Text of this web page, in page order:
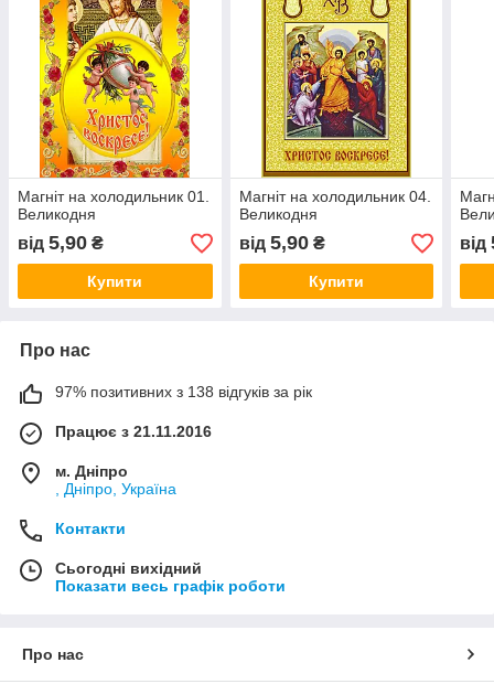
Магніт на холодильник 01.
Великодня
від 5,90 ₴
Купити
Магніт на холодильник 04.
Великодня
від 5,90₴
Купити
від
Про нас
97% позитивних з 138 відгуків за рік
Працює з 21.11.2016
м. Дніпро
, Дніпро, Україна
Контакти
Сьогодні вихідний
Показати весь графік роботи
Про нас